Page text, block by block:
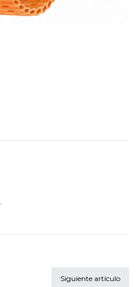
,
Siguiente artículo